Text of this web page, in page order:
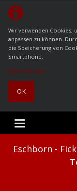
Wir verwenden Cookies,
anpassen zu können.
die Speicherung von
Smartphone.
Mehr Details
OK